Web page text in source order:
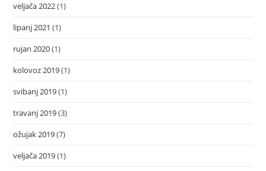
veljača 2022(1)
lipanj 2021 (1)
rujan 2020(1)
kolovoz 2019(1)
svibanj 2019(1)
travanj 2019(3)
ožujak 2019(7)
veljača 2019(1)